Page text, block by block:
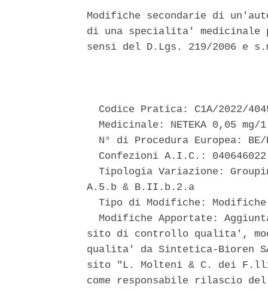
Modifiche secondarie di
di una specialita' medicinale
sensi del D.Lgs. 219/2006 e
Codice Pratica: C1A/2022/
Medicinale: NETEKA 0,05
N° di Procedura Europea:
Confezioni A.I.C.:
Tipologia Variazione:
A.5.b & B.II.b.2.a
Tipo di Modifiche:
Modifiche Apportate:
sito di controllo qualita',
qualita' da Sintetica-Bioren
sito "L. Molteni & C. dei
come responsabile rilascio